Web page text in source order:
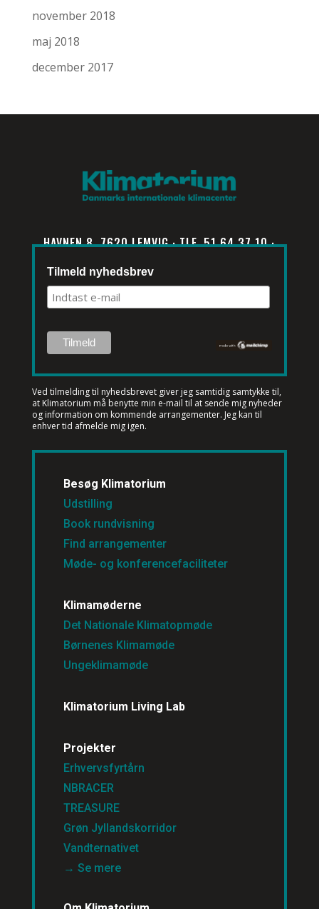
november 2018
maj 2018
december 2017
HAVNEN 8, 7620 LEMVIG · TLF. 51 64 37 10 ·
INFO@KLIMATORIUM.DK
Tilmeld nyhedsbrev
Ved tilmelding til nyhedsbrevet giver jeg samtidig samtykke til,
at Klimatorium må benytte min e-mail til at sende mig nyheder
og information om kommende arrangementer. Jeg kan til
enhver tid afmelde mig igen.
Besøg Klimatorium
Udstilling
Book rundvisning
Find arrangementer
Møde- og konferencefaciliteter
Klimamøderne
Det Nationale Klimatopmøde
Børnenes Klimamøde
Ungeklimamøde
Klimatorium Living Lab
Projekter
Erhvervsfyrtårn
NBRACER
TREASURE
Grøn Jyllandskorridor
Vandternativet
→ Se mere